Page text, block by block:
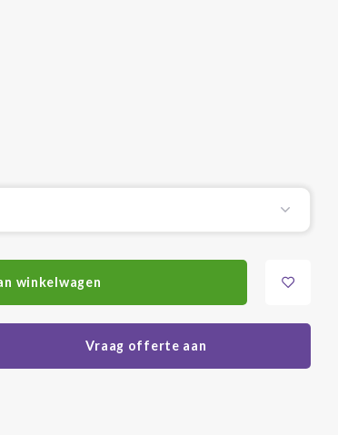
winkelwagen
Vraag offerte aan